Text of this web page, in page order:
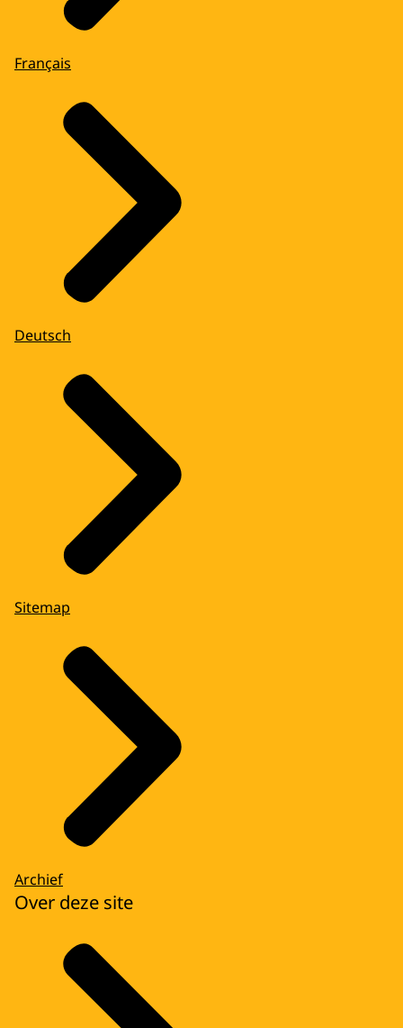
Français
Deutsch
Sitemap
Archief
Over deze site